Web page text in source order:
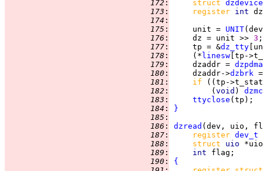
172 : struct dzdevice
173 : register int
174 :
175 :
     unit =
UNIT
176 :
     dz = unit >>
3
177 :
     tp = &
dz_tty
178 :
     (*
linesw
179 :
     dzaddr =
dzpdma
180 :
     dzaddr->
dzbrk
181 : if
((tp-
182 :
         (
void )
183 : ttyclose
184 :
}
185 :
186 :
dzread
187 : register dev_t
188 : struct uio
189 : int
190 :
{